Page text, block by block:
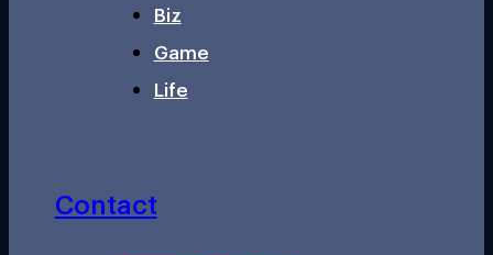
Biz
Game
Life
Contact